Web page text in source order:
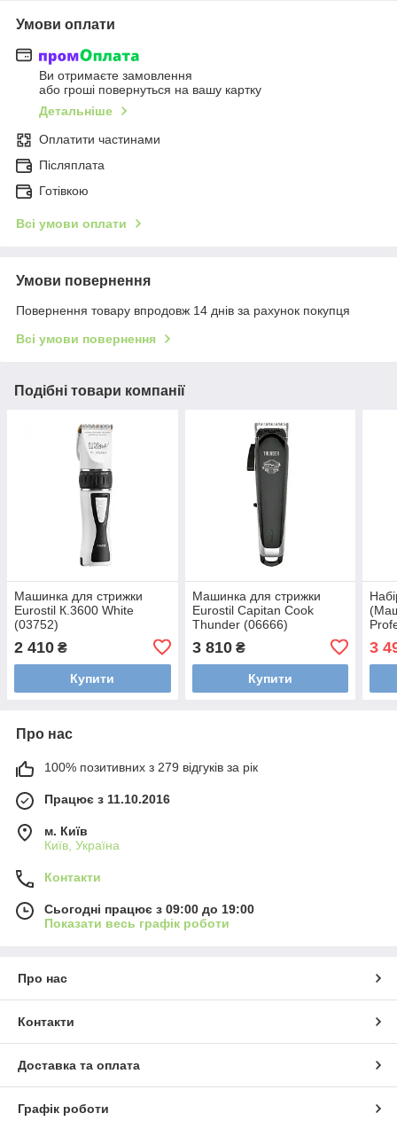
Умови оплати
Ви отримаєте замовлення
або гроші повернуться на вашу картку
Детальніше
Оплатити частинами
Післяплата
Готівкою
Всі умови оплати
Умови повернення
Повернення товару впродовж 14 днів за рахунок покупця
Всі умови повернення
Подібні товари компанії
Машинка для стрижки
Eurostil К.3600 White
(03752)
2 410 ₴
Купити
Машинка для стрижки
Eurostil Capitan Cook
Thunder (06666)
3 810₴
Купити
3
Про нас
100% позитивних з 279 відгуків за рік
Працює з 11.10.2016
м. Київ
Київ, Україна
Контакти
Сьогодні працює з 09:00 до 19:00
Показати весь графік роботи
Про нас
Контакти
Доставка та оплата
Графік роботи